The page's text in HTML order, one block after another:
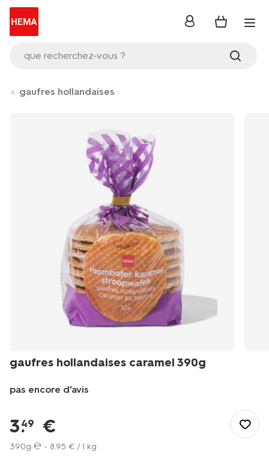
que recherchez-vous ?
se
gaufres hollandaises
gaufres hollandaises caramel 390g
pas encore d'avis
fr/manger-
cuisiner/grignoter/biscuits/gaufres-
hollandaises/gaufres-
3.
49 €
390g ℮ - 8.95 € / 1 kg